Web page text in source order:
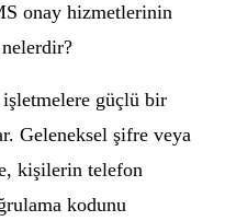
onay hizmetlerinin
güçlü bir
Geleneksel şifre veya
kişilerin telefon
kodunu